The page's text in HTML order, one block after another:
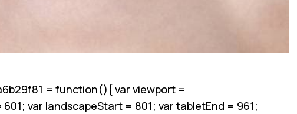
= function(){ var viewport =
var landscapeStart = 801; var tabletEnd = 961;